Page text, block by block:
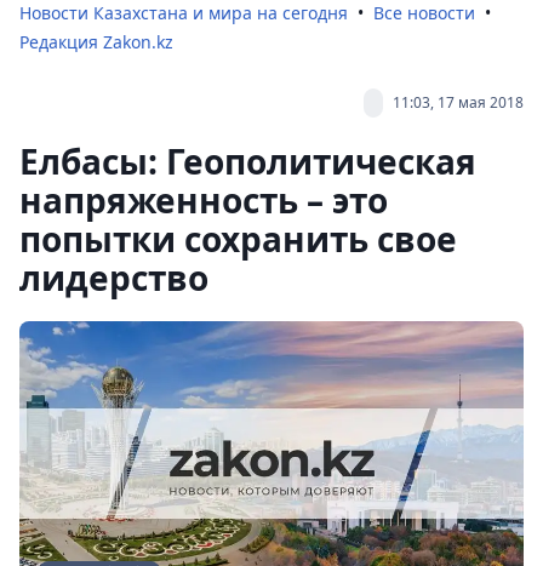
Новости Казахстана и мира на сегодня
Все новости
Редакция Zakon.kz
11:03, 17 мая 2018
Елбасы: Геополитическая
напряженность – это
попытки сохранить свое
лидерство